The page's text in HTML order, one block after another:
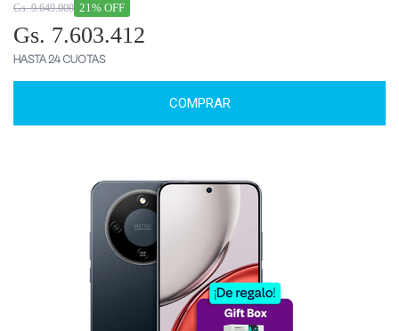
21% OFF
Gs. 9.649.000
Gs. 7.603.412
HASTA 24 CUOTAS
COMPRAR